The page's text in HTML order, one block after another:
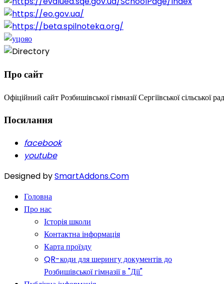
Про сайт
Офіційний сайт Розбишівської гімназії Сергіївської сільської
Посилання
facebook
youtube
Designed bySmartAddons.Com
Головна
Про нас
Історія школи
Контактна інформація
Карта проїзду
QR-коди для шерингу документів до
Розбишівської гімназії в "Дії"